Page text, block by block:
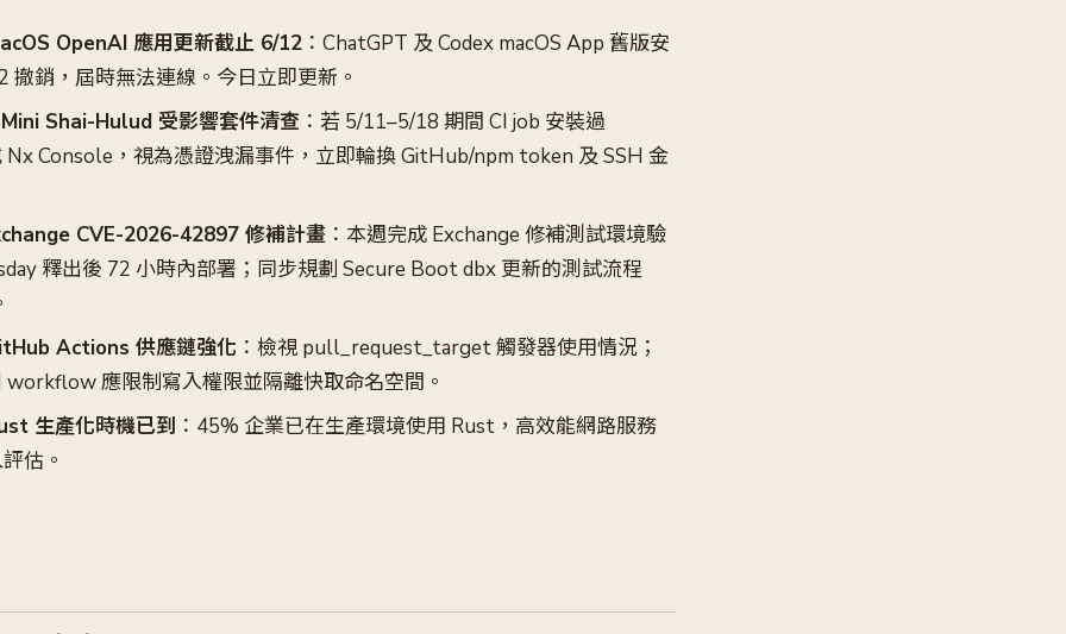
OpenAI 應用更新截止 6/12 ：ChatGPT 及 Codex macOS App 舊版安
撤銷，屆時無法連線。今日立即更新。
Shai-Hulud 受影響套件清查 ：若 5/11–5/18 期間 CI job 安裝過
Console，視為憑證洩漏事件，立即輪換 GitHub/npm token 及 SSH 金
CVE-2026-42897 修補計畫 ：本週完成 Exchange 修補測試環境驗
釋出後 72 小時內部署；同步規劃 Secure Boot dbx 更新的測試流程
Actions 供應鏈強化 ：檢視 pull_request_target 觸發器使用情況；
workflow 應限制寫入權限並隔離快取命名空間。
生產化時機已到 ：45% 企業已在生產環境使用 Rust，高效能網路服務
估。